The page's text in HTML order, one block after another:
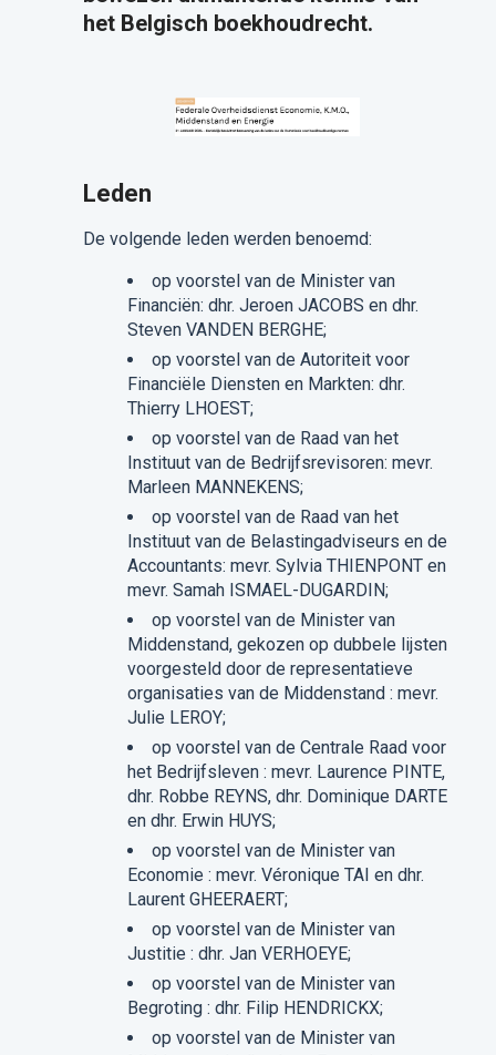
het Belgisch boekhoudrecht.
Leden
De volgende leden werden benoemd:
op voorstel van de Minister van
Financiën: dhr. Jeroen JACOBS en dhr.
Steven VANDEN BERGHE;
op voorstel van de Autoriteit voor
Financiële Diensten en Markten: dhr.
Thierry LHOEST;
op voorstel van de Raad van het
Instituut van de Bedrijfsrevisoren: mevr.
Marleen MANNEKENS;
op voorstel van de Raad van het
Instituut van de Belastingadviseurs en de
Accountants: mevr. Sylvia THIENPONT en
mevr. Samah ISMAEL-DUGARDIN;
op voorstel van de Minister van
Middenstand, gekozen op dubbele lijsten
voorgesteld door de representatieve
organisaties van de Middenstand : mevr.
Julie LEROY;
op voorstel van de Centrale Raad voor
het Bedrijfsleven : mevr. Laurence PINTE,
dhr. Robbe REYNS, dhr. Dominique DARTE
en dhr. Erwin HUYS;
op voorstel van de Minister van
Economie : mevr. Véronique TAI en dhr.
Laurent GHEERAERT;
op voorstel van de Minister van
Justitie : dhr. Jan VERHOEYE;
op voorstel van de Minister van
Begroting : dhr. Filip HENDRICKX;
op voorstel van de Minister van